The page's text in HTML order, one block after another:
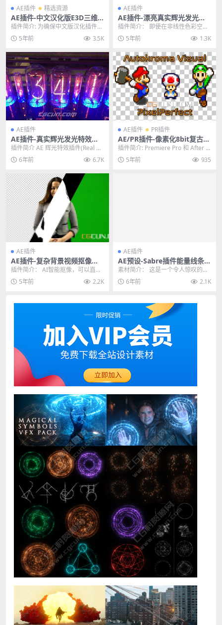
AE插件 精选资源
AE插件-中文汉化版E3D三维
模型插件 Element 3D v2.2.3
(2184) Win支持2022多帧渲
染
插件简介: 为确保中文版汉化插件能
够在您电脑正常使用，购买前请确
保你的硬件配置能...
5年前 3.5K
AE插件
AE插件-漂亮真实辉光发光插
件 Aescripts Deep Glow V1.
4.4 Win/Mac破解版
插件简介： 即使在非线性色彩空间
中工作，深辉光也能为您提供开箱
即用的最佳辉光效果...
5年前 1.3K
AE插件
AE插件-真实辉光发光特效模
拟插件 Aescripts Real Glow
1.0.0 含使用方法
插件简介 AE 辉光特效插件(Real Gl
ow)是一款可以让 ae 用户添加模...
6年前 6.7K
AE插件 PR插件
AE/PR插件-像素化8bit复古视
觉特效插件 Vizual PixelPerfe
ct v1.0.0 Win/Mac
插件简介: Premiere Pro 和 After E
ffects 的视觉效果...
5年前 935
AE插件
AE插件-复杂背景视频抠像插
件 Goodbye Greenscreen v
1.2.0 CPU+GPU Win破解版
插件简介： AI智能抠像，可以直接
从绿幕或者复杂的背景中抠出需要
的元素，十分简单...
5年前 2.2K
AE插件
AE预设-Sabre插件能量线条光
效激光电流特效动画预设 Pat
h Energizer
素材简介： 这是一个令人惊叹的预
设包，可创建充满活力的视觉效
果。创建明亮的动画笔...
6年前 2.1K